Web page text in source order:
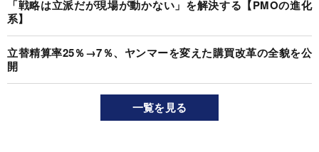
「戦略は立派だが現場が動かない」を解決する【PMOの進化
系】
立替精算率25％→7％、ヤンマーを変えた購買改革の全貌を公
開
一覧を見る